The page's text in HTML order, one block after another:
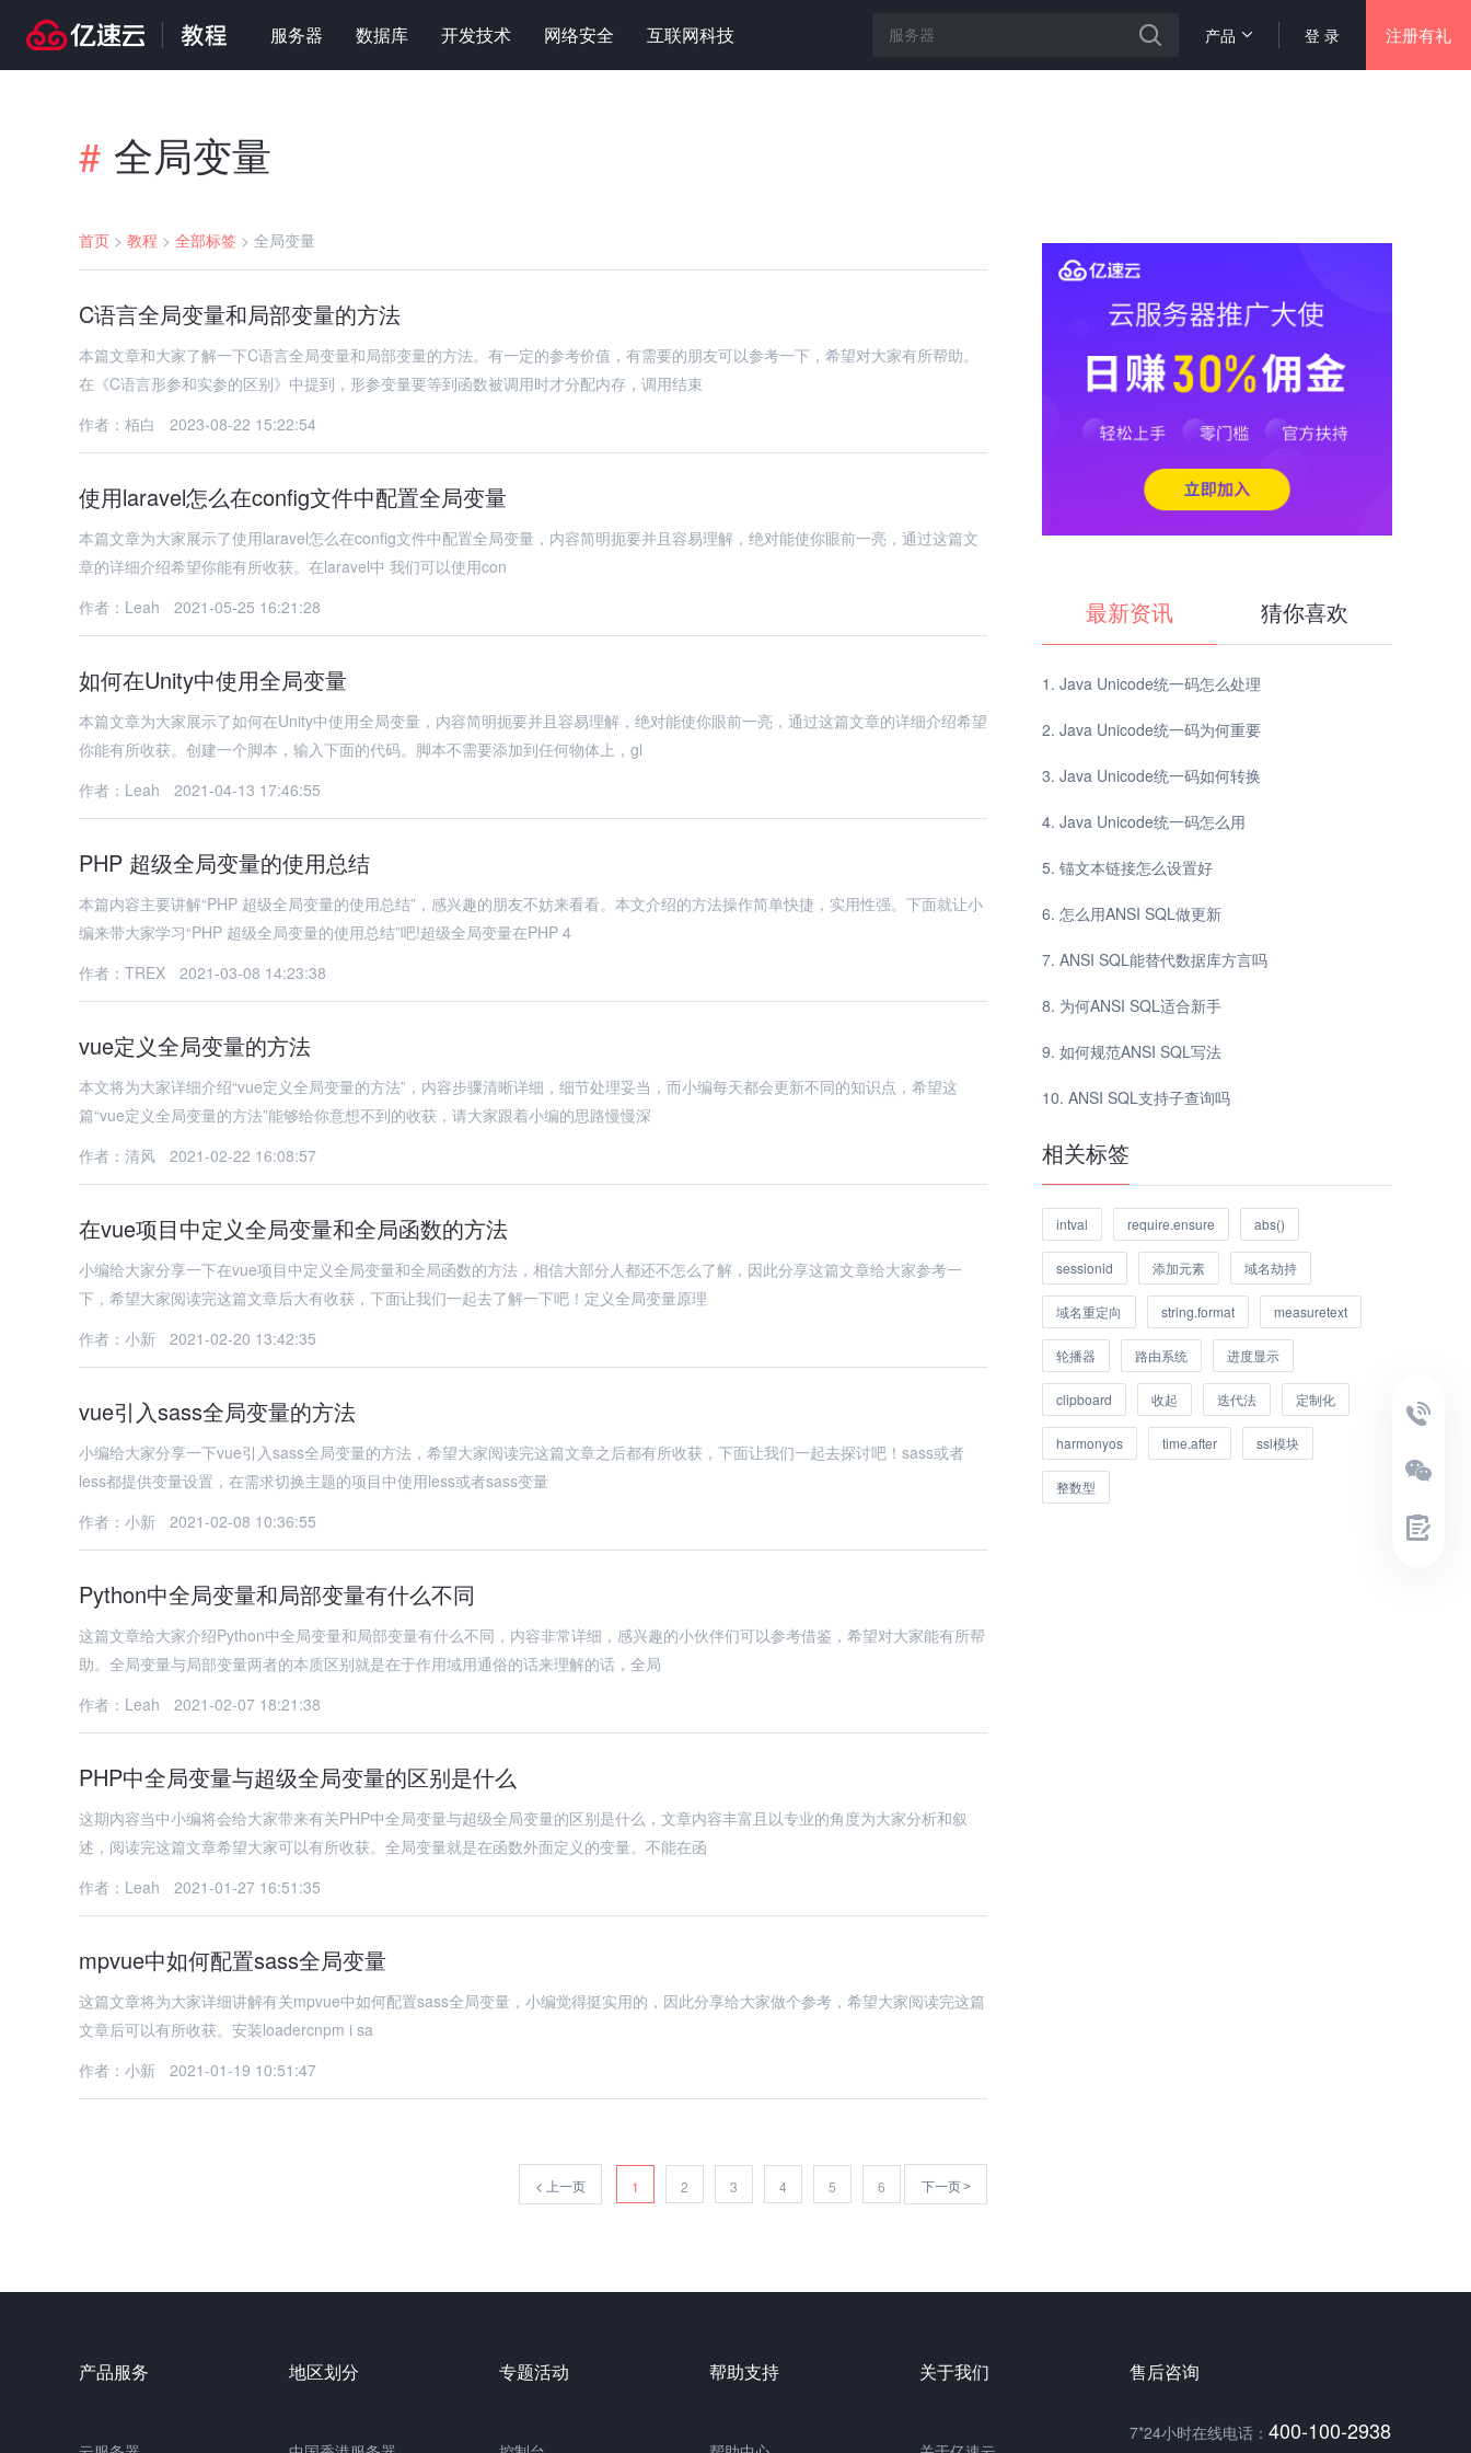
服务器 数据库 开发技术 网络安全 互联网科技 登 录 注册有礼
产品
# 全局变量
首页 > 教程 > 全部标签 > 全局变量
C语言全局变量和局部变量的方法
本篇文章和大家了解一下C语言全局变量和局部变量的方法。有一定的参考价值，有需要的朋友可以参考一下，希望对大家有所帮助。
在《C语言形参和实参的区别》中提到，形参变量要等到函数被调用时才分配内存，调用结束
作者：栢白
2023-08-22 15:22:54
使用laravel怎么在config文件中配置全局变量
本篇文章为大家展示了使用laravel怎么在config文件中配置全局变量，内容简明扼要并且容易理解，绝对能使你眼前一亮，通过这篇文
章的详细介绍希望你能有所收获。在laravel中 我们可以使用con
作者：Leah
2021-05-25 16:21:28
如何在Unity中使用全局变量
本篇文章为大家展示了如何在Unity中使用全局变量，内容简明扼要并且容易理解，绝对能使你眼前一亮，通过这篇文章的详细介绍希望
你能有所收获。创建一个脚本，输入下面的代码。脚本不需要添加到任何物体上，gl
作者：Leah
2021-04-13 17:46:55
PHP 超级全局变量的使用总结
本篇内容主要讲解“PHP 超级全局变量的使用总结”，感兴趣的朋友不妨来看看。本文介绍的方法操作简单快捷，实用性强。下面就让小
编来带大家学习“PHP 超级全局变量的使用总结”吧!超级全局变量在PHP 4
作者：TREX
2021-03-08 14:23:38
vue定义全局变量的方法
本文将为大家详细介绍“vue定义全局变量的方法”，内容步骤清晰详细，细节处理妥当，而小编每天都会更新不同的知识点，希望这
篇“vue定义全局变量的方法”能够给你意想不到的收获，请大家跟着小编的思路慢慢深
作者：清风
2021-02-22 16:08:57
在vue项目中定义全局变量和全局函数的方法
小编给大家分享一下在vue项目中定义全局变量和全局函数的方法，相信大部分人都还不怎么了解，因此分享这篇文章给大家参考一
下，希望大家阅读完这篇文章后大有收获，下面让我们一起去了解一下吧！定义全局变量原理
作者：小新
2021-02-20 13:42:35
vue引入sass全局变量的方法
小编给大家分享一下vue引入sass全局变量的方法，希望大家阅读完这篇文章之后都有所收获，下面让我们一起去探讨吧！sass或者
less都提供变量设置，在需求切换主题的项目中使用less或者sass变量
作者：小新
2021-02-08 10:36:55
Python中全局变量和局部变量有什么不同
这篇文章给大家介绍Python中全局变量和局部变量有什么不同，内容非常详细，感兴趣的小伙伴们可以参考借鉴，希望对大家能有所帮
助。全局变量与局部变量两者的本质区别就是在于作用域用通俗的话来理解的话，全局
作者：Leah
2021-02-07 18:21:38
PHP中全局变量与超级全局变量的区别是什么
这期内容当中小编将会给大家带来有关PHP中全局变量与超级全局变量的区别是什么，文章内容丰富且以专业的角度为大家分析和叙
述，阅读完这篇文章希望大家可以有所收获。全局变量就是在函数外面定义的变量。不能在函
作者：Leah
2021-01-27 16:51:35
mpvue中如何配置sass全局变量
这篇文章将为大家详细讲解有关mpvue中如何配置sass全局变量，小编觉得挺实用的，因此分享给大家做个参考，希望大家阅读完这篇
文章后可以有所收获。安装loadercnpm i sa
作者：小新
2021-01-19 10:51:47
< 上一页 1 2 3 4 5 6 下一页>
最新资讯 猜你喜欢
Java Unicode统一码怎么处理
Java Unicode统一码为何重要
Java Unicode统一码如何转换
Java Unicode统一码怎么用
锚文本链接怎么设置好
怎么用ANSI SQL做更新
ANSI SQL能替代数据库方言吗
为何ANSI SQL适合新手
如何规范ANSI SQL写法
ANSI SQL支持子查询吗
相关标签
intval require.ensure abs()
sessionid 添加元素 域名劫持
域名重定向 string.format measuretext
轮播器 路由系统 进度显示
clipboard 收起 迭代法 定制化
harmonyos time.after ssl模块
整数型
产品服务 地区划分 专题活动 帮助支持 关于我们 售后咨询
7*24小时在线电话： 400-100-2938